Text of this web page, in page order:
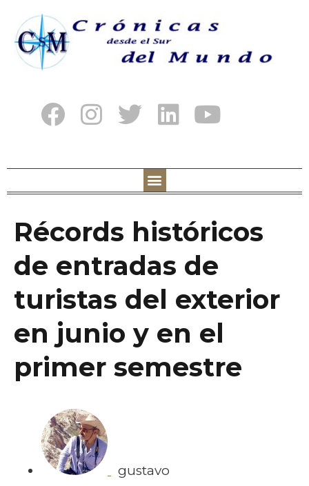
Récords históricos
de entradas de
turistas del exterior
en junio y en el
primer semestre
gustavo